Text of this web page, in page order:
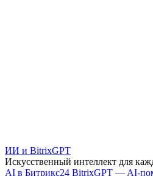
ИИ и BitrixGPT
Искусственный интеллект для
AI в Битрикс24 BitrixGPT — AI-